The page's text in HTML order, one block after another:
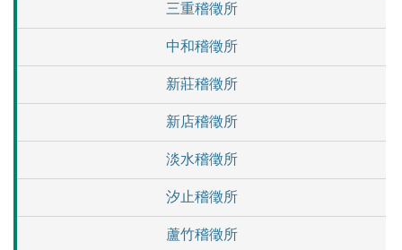
三重稽徵所
中和稽徵所
新莊稽徵所
新店稽徵所
淡水稽徵所
汐止稽徵所
蘆竹稽徵所